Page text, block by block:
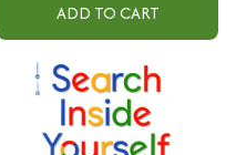
ADD TO CART